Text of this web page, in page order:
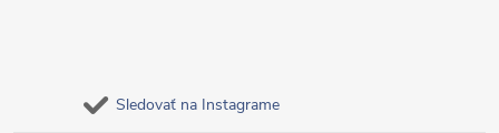
Sledovať na Instagrame